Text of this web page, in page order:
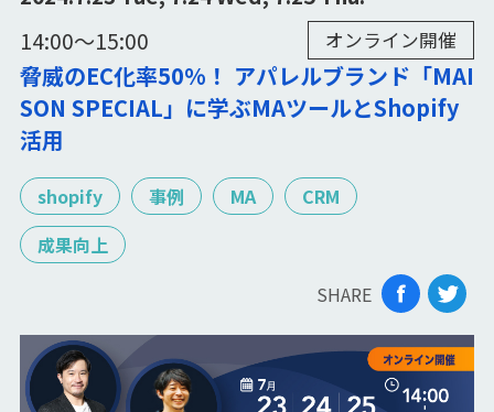
14:00〜15:00
オンライン開催
脅威のEC化率50%！ アパレルブランド「MAI
SON SPECIAL」に学ぶMAツールとShopify
活用
shopify 事例 MA
CRM
成果向上
SHARE